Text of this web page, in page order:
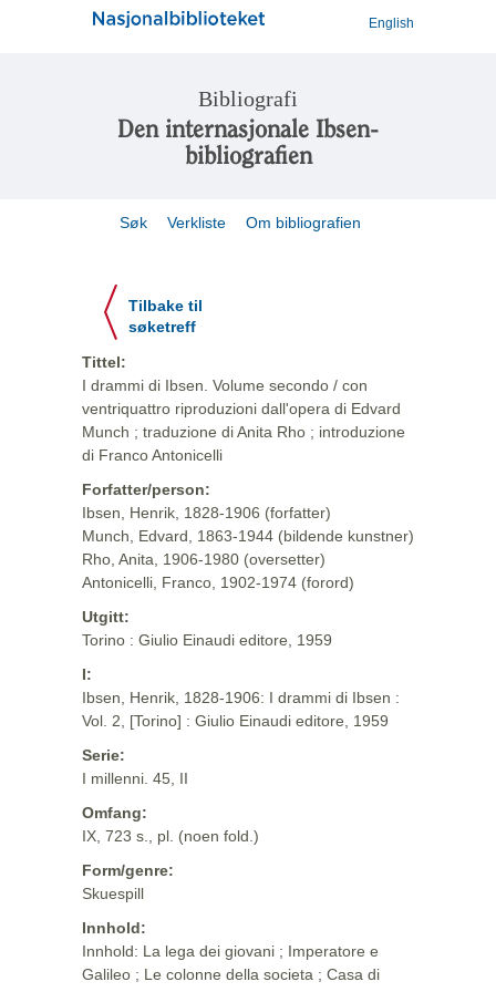
English
Bibliografi
Den internasjonale Ibsen-
bibliografien
Søk Verkliste Om bibliografien
Tilbake til
søketreff
Tittel:
I drammi di Ibsen. Volume secondo / con
ventriquattro riproduzioni dall'opera di Edvard
Munch ; traduzione di Anita Rho ; introduzione
di Franco Antonicelli
Forfatter/person:
Ibsen, Henrik, 1828-1906 (forfatter)
Munch, Edvard, 1863-1944 (bildende kunstner)
Rho, Anita, 1906-1980 (oversetter)
Antonicelli, Franco, 1902-1974 (forord)
Utgitt:
Torino : Giulio Einaudi editore, 1959
I:
Ibsen, Henrik, 1828-1906: I drammi di Ibsen :
Vol. 2, [Torino] : Giulio Einaudi editore, 1959
Serie:
I millenni. 45, II
Omfang:
IX, 723 s., pl. (noen fold.)
Form/genre:
Skuespill
Innhold:
Innhold: La lega dei giovani ; Imperatore e
Galileo ; Le colonne della societa ; Casa di